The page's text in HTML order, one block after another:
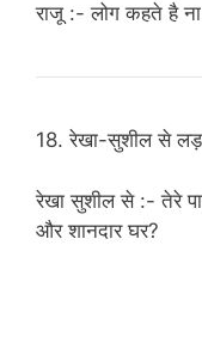
राजू :- लोग कहते है ना
18. रेखा-सुशील से लड़
रेखा सुशील से :- तेरे
और शानदार घर?